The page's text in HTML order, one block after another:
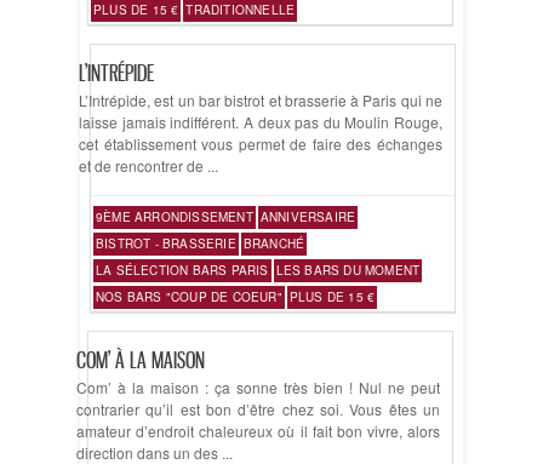
PLUS DE 15 € TRADITIONNELLE
L’INTRÉPIDE
L’Intrépide, est un bar bistrot et brasserie à Paris qui ne
laisse jamais indifférent. A deux pas du Moulin Rouge,
cet établissement vous permet de faire des échanges
et de rencontrer de ...
9ÈME ARRONDISSEMENT ANNIVERSAIRE
BISTROT - BRASSERIE BRANCHÉ
LA SÉLECTION BARS PARIS LES BARS DU MOMENT
NOS BARS "COUP DE COEUR" PLUS DE 15 €
COM’ À LA MAISON
Com’ à la maison : ça sonne très bien ! Nul ne peut
contrarier qu’il est bon d’être chez soi. Vous êtes un
amateur d’endroit chaleureux où il fait bon vivre, alors
direction dans un des ...